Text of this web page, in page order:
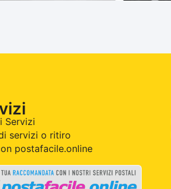
Servizi
servizi o ritiro
postafacile.online